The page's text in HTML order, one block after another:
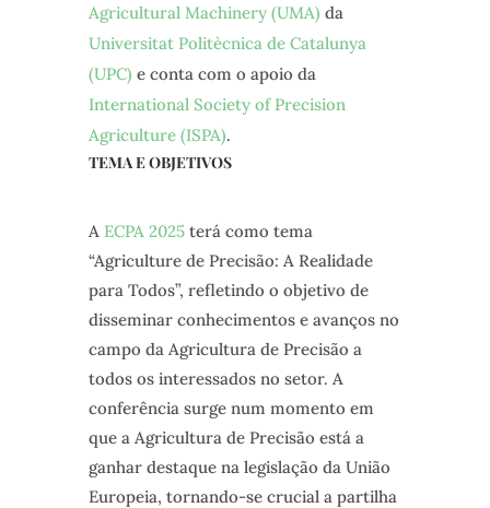
Agricultural Machinery (UMA) da
Universitat Politècnica de Catalunya
(UPC) e conta com o apoio da
International Society of Precision
Agriculture (ISPA).
TEMA E OBJETIVOS
A ECPA 2025terá como tema
“Agriculture de Precisão: A Realidade
para Todos”, refletindo o objetivo de
disseminar conhecimentos e avanços no
campo da Agricultura de Precisão a
todos os interessados no setor. A
conferência surge num momento em
que a Agricultura de Precisão está a
ganhar destaque na legislação da União
Europeia, tornando-se crucial a partilha